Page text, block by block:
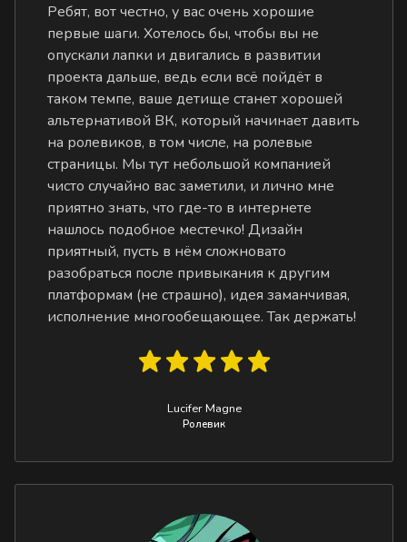
Ребят, вот честно, у вас очень хорошие
первые шаги. Хотелось бы, чтобы вы не
опускали лапки и двигались в развитии
проекта дальше, ведь если всё пойдёт в
таком темпе, ваше детище станет хорошей
альтернативой ВК, который начинает давить
на ролевиков, в том числе, на ролевые
страницы. Мы тут небольшой компанией
чисто случайно вас заметили, и лично мне
приятно знать, что где-то в интернете
нашлось подобное местечко! Дизайн
приятный, пусть в нём сложновато
разобраться после привыкания к другим
платформам (не страшно), идея заманчивая,
исполнение многообещающее. Так держать!
Lucifer Magne
Ролевик